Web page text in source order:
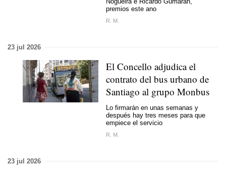
premios este ano
R. M.
23 jul 2026
El Concello adjudica el
contrato del bus urbano de
Santiago al grupo Monbus
Lo firmarán en unas semanas y
después hay tres meses para que
empiece el servicio
R. M.
23 jul 2026